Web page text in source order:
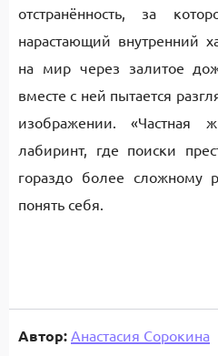
отстранённость, за
нарастающий внутренний
на мир через залитое
вместе с ней пытается
изображении.
лабиринт, где поиски
гораздо более сложному
понять себя.
Автор: Анастасия Сорокина